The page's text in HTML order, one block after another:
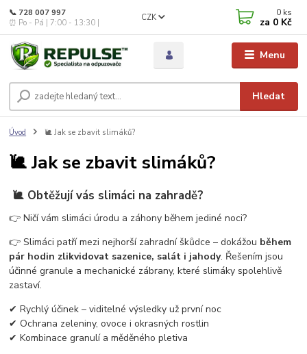
Menu
CZK
Hledat
📞 728 007 997
⏰ Po - Pá | 7:00 - 13:30 |
0 ks
za 0 Kč
Úvod 🐌 Jak se zbavit slimáků?
🐌 Jak se zbavit slimáků?
🐌 Obtěžují vás slimáci na zahradě?
👉 Ničí vám slimáci úrodu a záhony během jediné noci?
👉 Slimáci patří mezi nejhorší zahradní škůdce – dokážou během
pár hodin zlikvidovat sazenice, salát i jahody. Řešením jsou
účinné granule a mechanické zábrany, které slimáky spolehlivě
zastaví.
✔ Rychlý účinek – viditelné výsledky už první noc
✔ Ochrana zeleniny, ovoce i okrasných rostlin
✔ Kombinace granulí a měděného pletiva